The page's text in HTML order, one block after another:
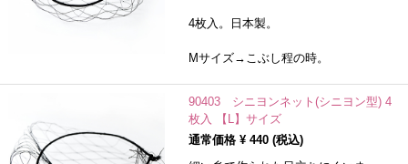
4枚入。日本製。
Mサイズ→こぶし程の時。
90403 シニヨンネット(シニヨン型) 4
枚入 【L】サイズ
通常価格 ¥ 440(税込)